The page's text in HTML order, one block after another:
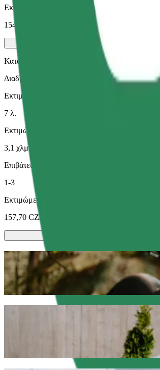
Εκτιμώμενη τιμή
154,10 CZK
Κατοικίδια
Διαδρομές για εσάς και το κατοικίδιό σας.
Εκτιμώμενος χρόνος μετακίνησης
7 λ.
Εκτιμώμενη απόσταση
3,1 χλμ.
Επιβάτες
1-3
Εκτιμώμενη τιμή
157,70 CZK
Σκούτερ ή ηλεκτρικά
Μετακινήσου στην Plzeň με Scooters ή E-bikes
Κατέβασε την εφαρμογή Bolt
Πήγαινε από OMV - U
Σου συνιστούμε να επιλέξεις τη Bolt ride-
136,10 CZK CZK. Όποια και αν είναι η